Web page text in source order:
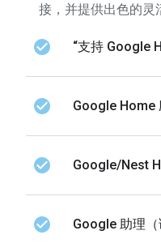
接，并提供出色的灵
check_circle “支持 Google
check_circle Google Home
check_circle Google/Nest
check_circle Google 助理